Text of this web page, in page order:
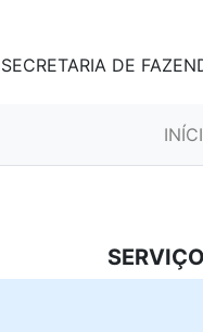
SECRETARIA DE